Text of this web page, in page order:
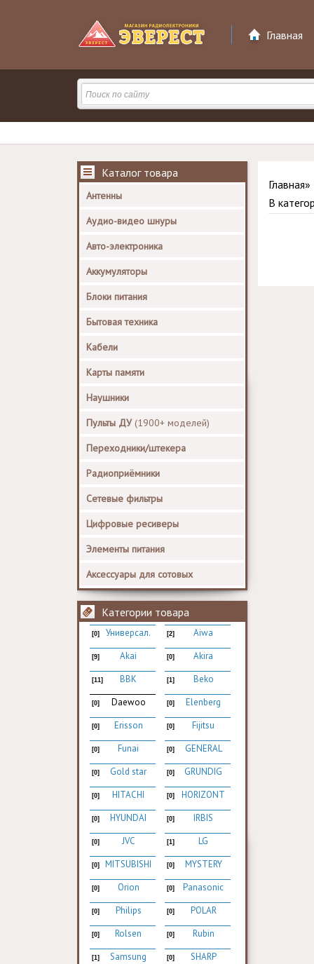
Главная
Каталог товара
Антенны
Аудио-видео шнуры
Авто-электроника
Аккумуляторы
Блоки питания
Бытовая техника
Кабели
Карты памяти
Наушники
Пульты ДУ(1900+ моделей)
Переходники/штекера
Радиоприёмники
Сетевые фильтры
Цифровые ресиверы
Элементы питания
Аксессуары для сотовых
Категории товара
Универсал.
[0] Aiwa
[2]
Akai
[9] Akira
[0]
BBK
[11] Beko
[1]
Daewoo
[0] Elenberg
[0]
Erisson
[0] Fijitsu
[0]
Funai
[0] GENERAL
[0]
Gold star
[0] GRUNDIG
[0]
HITACHI
[0] HORIZONT
[0]
HYUNDAI
[0] IRBIS
[0]
JVC
[0] LG
[1]
MITSUBISHI
[0] MYSTERY
[0]
Orion
[0] Panasonic
[0]
Philips
[0] POLAR
[0]
Rolsen
[0] Rubin
[0]
Samsung
[1] SHARP
[0]
Главная»
В